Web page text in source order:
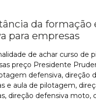
da
para empresas
de achar curso de
preço Presidente
defensiva, direção
e aula de pilotagem,
direção defensiva moto,